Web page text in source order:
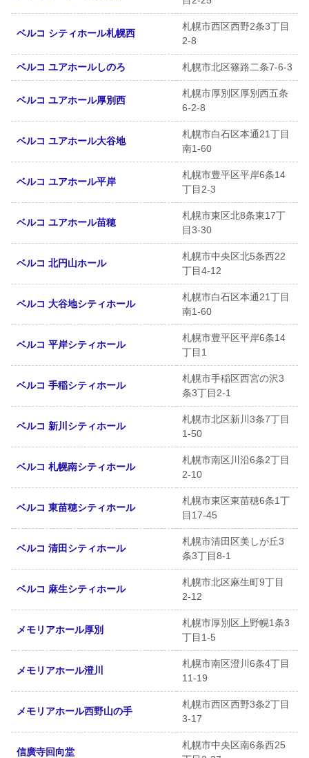
ベルコ シティホール札幌西
札幌市西区西野2条3丁目
2-8
ベルコ ユアホールしのろ 札幌市北区篠路二条7-6-3
ベルコ ユアホール厚別西
札幌市厚別区厚別西五条
6-2-8
ベルコ ユアホール大谷地
札幌市白石区本通21丁目
南1-60
ベルコ ユアホール平岸
札幌市豊平区平岸6条14
丁目2-3
ベルコ ユアホール苗穂
札幌市東区北8条東17丁
目3-30
ベルコ 北円山ホール
札幌市中央区北5条西22
丁目4-12
ベルコ 大谷地シティホール
札幌市白石区本通21丁目
南1-60
ベルコ 平岸シティホール
札幌市豊平区平岸6条14
丁目1
ベルコ 手稲シティホール
札幌市手稲区西宮の沢3
条3丁目2-1
ベルコ 新川シティホール
札幌市北区新川3条7丁目
1-50
ベルコ 札幌南シティホール
札幌市南区川沿6条2丁目
2-10
ベルコ 東苗穂シティホール
札幌市東区東苗穂6条1丁
目17-45
ベルコ 清田シティホール
札幌市清田区美しが丘3
条3丁目8-1
ベルコ 麻生シティホール
札幌市北区麻生町9丁目
2-12
メモリアホール厚別
札幌市厚別区上野幌1条3
丁目1-5
メモリアホール澄川
札幌市南区澄川6条4丁目
11-19
メモリアホール西野山の手
札幌市西区西野3条2丁目
3-17
信廣寺回向堂
札幌市中央区南6条西25